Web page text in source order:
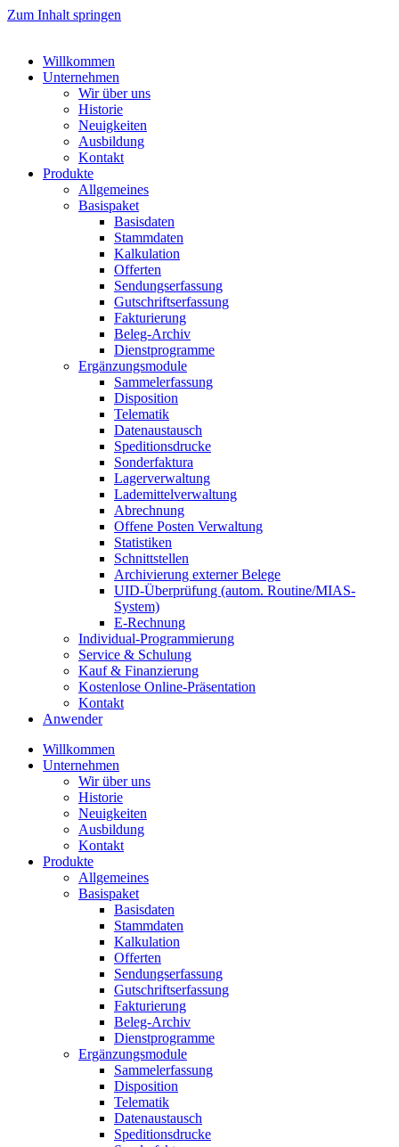
Zum Inhalt springen
Willkommen
Unternehmen
Wir über uns
Historie
Neuigkeiten
Ausbildung
Kontakt
Produkte
Allgemeines
Basispaket
Basisdaten
Stammdaten
Kalkulation
Offerten
Sendungserfassung
Gutschriftserfassung
Fakturierung
Beleg-Archiv
Dienstprogramme
Ergänzungsmodule
Sammelerfassung
Disposition
Telematik
Datenaustausch
Speditionsdrucke
Sonderfaktura
Lagerverwaltung
Lademittelverwaltung
Abrechnung
Offene Posten Verwaltung
Statistiken
Schnittstellen
Archivierung externer Belege
UID-Überprüfung (autom. Routine/MIAS-
System)
E-Rechnung
Individual-Programmierung
Service & Schulung
Kauf & Finanzierung
Kostenlose Online-Präsentation
Kontakt
Anwender
Willkommen
Unternehmen
Wir über uns
Historie
Neuigkeiten
Ausbildung
Kontakt
Produkte
Allgemeines
Basispaket
Basisdaten
Stammdaten
Kalkulation
Offerten
Sendungserfassung
Gutschriftserfassung
Fakturierung
Beleg-Archiv
Dienstprogramme
Ergänzungsmodule
Sammelerfassung
Disposition
Telematik
Datenaustausch
Speditionsdrucke